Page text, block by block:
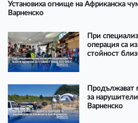
Установиха огнище на Африканска
Варненско
При
операция са
стойност
Продължават
за
Варненско